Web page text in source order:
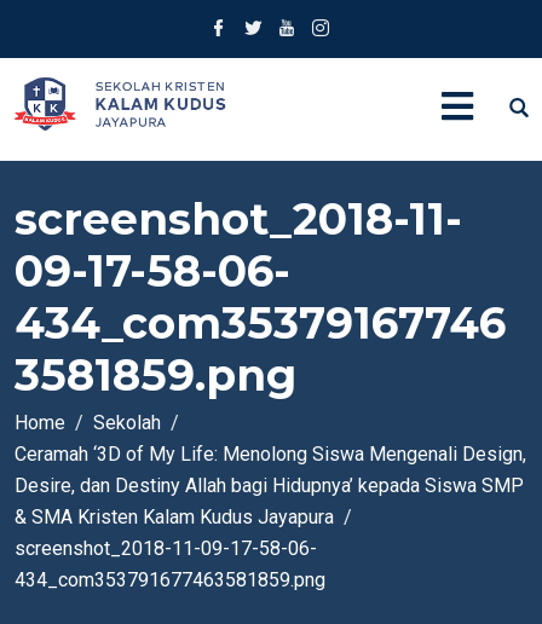
screenshot_2018-11-
09-17-58-06-
434_com35379167746
3581859.png
Home
Sekolah
Ceramah ‘3D of My Life: Menolong Siswa Mengenali Design,
Desire, dan Destiny Allah bagi Hidupnya’ kepada Siswa SMP
& SMA Kristen Kalam Kudus Jayapura
screenshot_2018-11-09-17-58-06-
434_com353791677463581859.png